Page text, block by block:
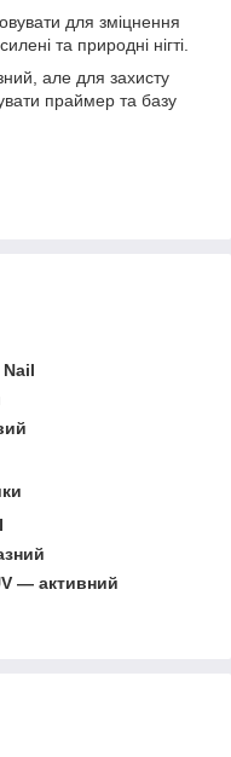
для зміцнення
та природні нігті.
але для захисту
праймер та базу
— активний